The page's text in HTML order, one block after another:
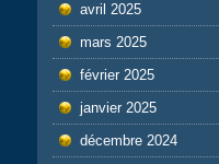
avril 2025
mars 2025
février 2025
janvier 2025
décembre 2024